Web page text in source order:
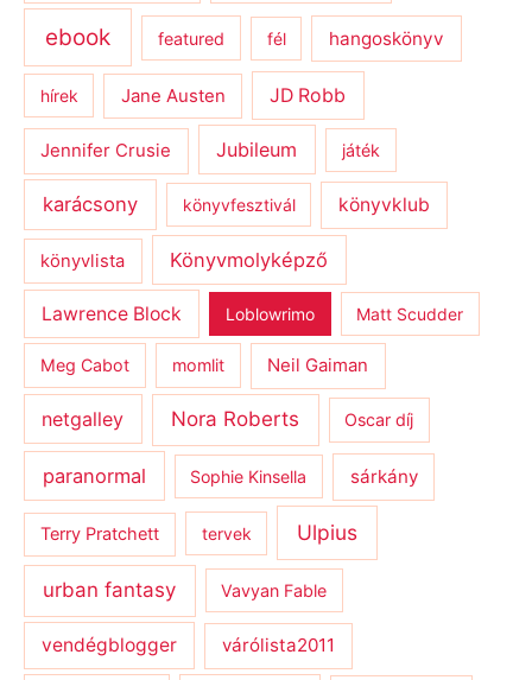
ebook featured fél hangoskönyv
hírek Jane Austen JD Robb
Jennifer Crusie Jubileum játék
karácsony könyvfesztivál könyvklub
könyvlista Könyvmolyképző
Lawrence Block Loblowrimo Matt Scudder
Meg Cabot momlit Neil Gaiman
netgalley Nora Roberts Oscar díj
paranormal Sophie Kinsella sárkány
Terry Pratchett tervek Ulpius
urban fantasy Vavyan Fable
vendégblogger várólista2011